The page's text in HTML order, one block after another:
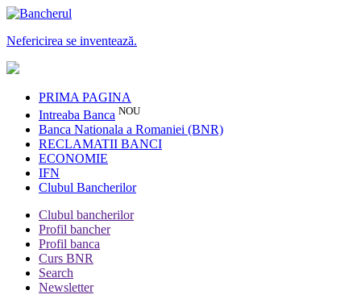
Nefericirea se inventează.
PRIMA PAGINA
Intreaba Banca NOU
Banca Nationala a Romaniei (BNR)
RECLAMATII BANCI
ECONOMIE
IFN
Clubul Bancherilor
Clubul bancherilor
Profil bancher
Profil banca
Curs BNR
Search
Newsletter